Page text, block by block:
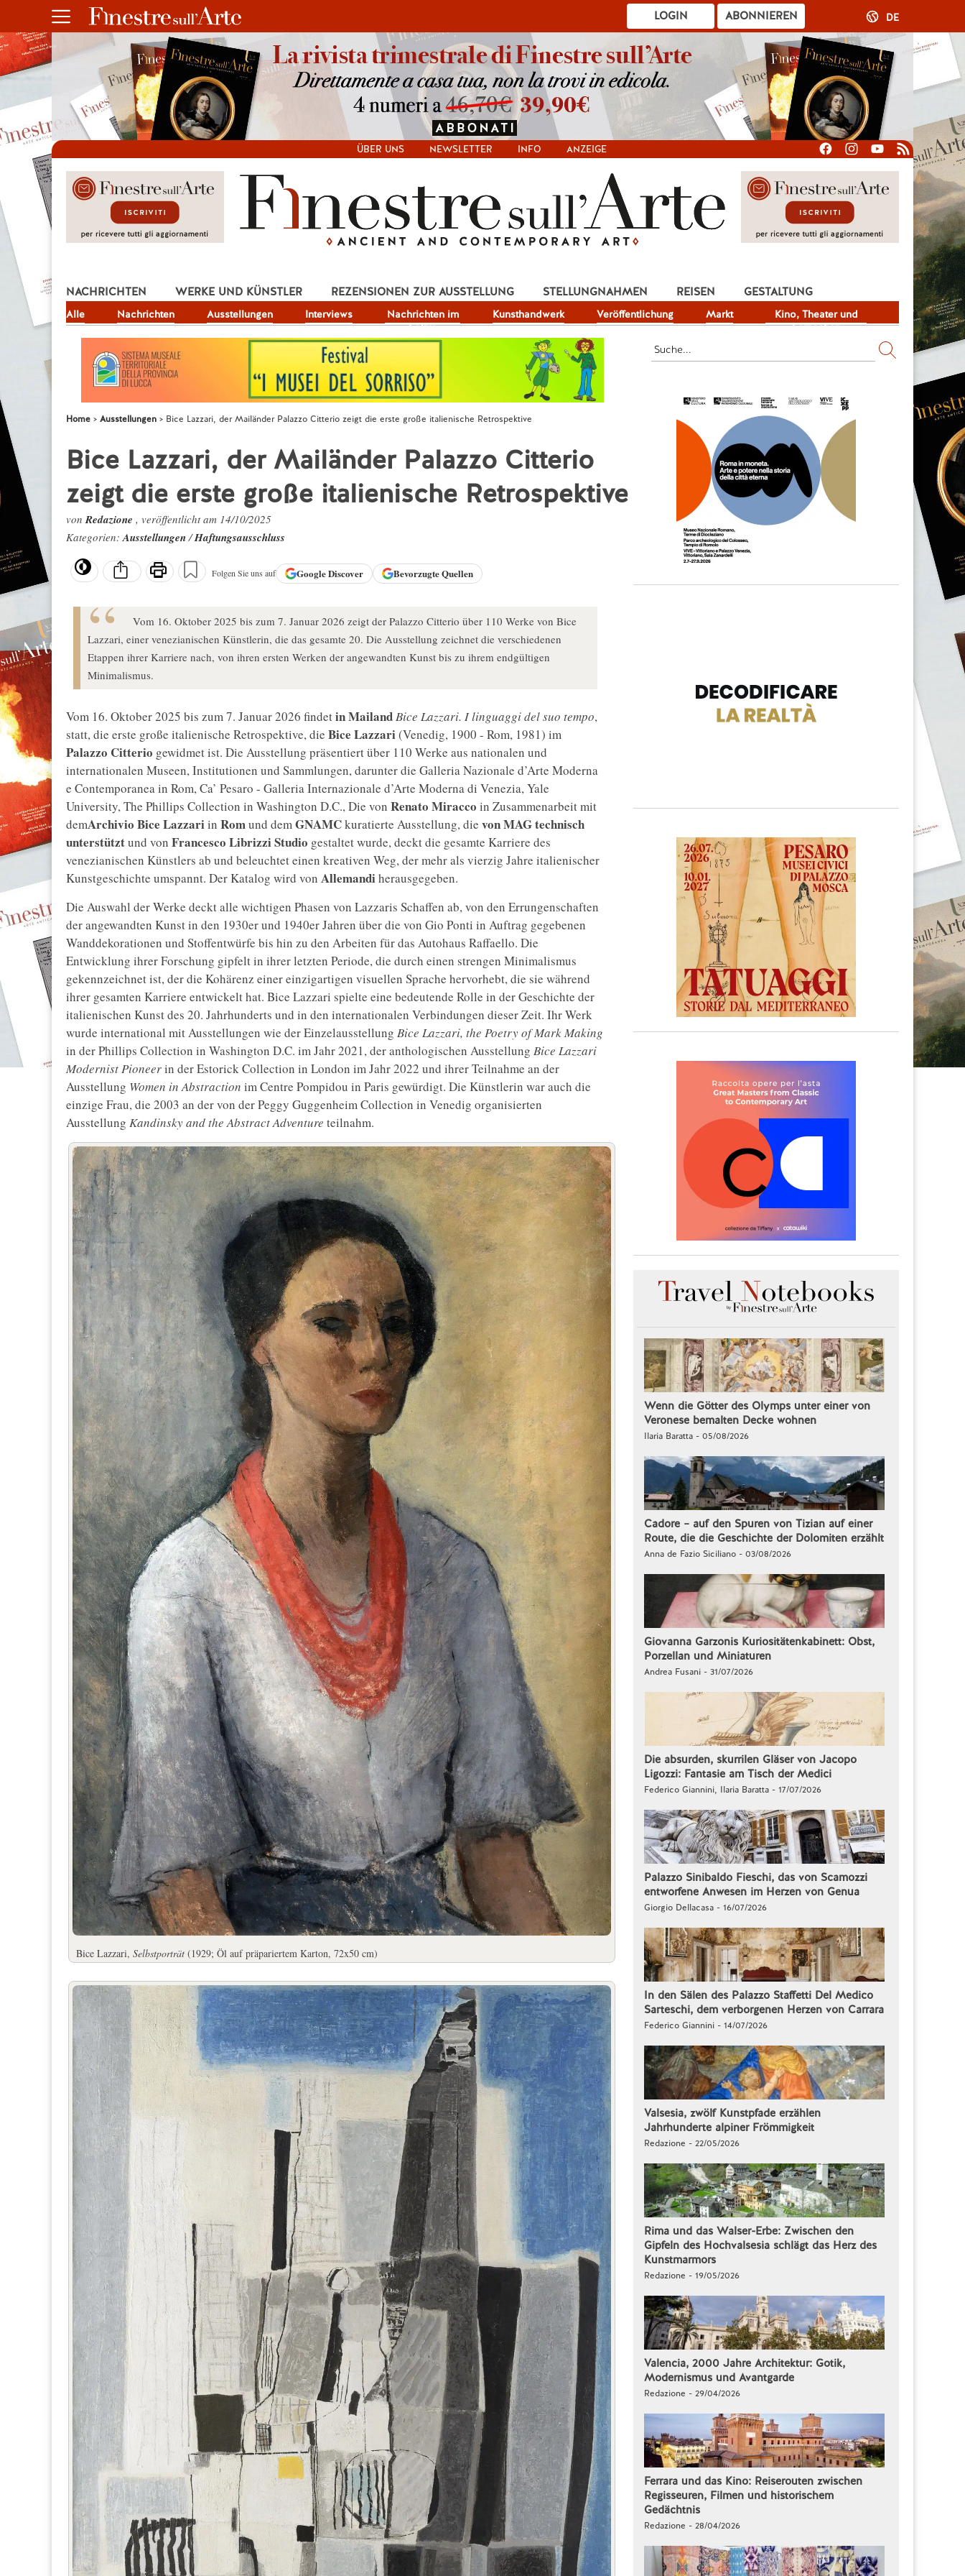
ABONNIEREN
LOGIN DE
ÜBER UNS NEWSLETTER INFO ANZEIGE
NACHRICHTEN
Alle Nachrichten Ausstellungen Interviews
Nachrichten im
Fokus
Kunsthandwerk Veröffentlichung Markt
Kino, Theater und
Fernsehen
WERKE UND KÜNSTLER REZENSIONEN ZUR AUSSTELLUNG STELLUNGNAHMEN REISEN
GESTALTUNG
JOB
Home Ausstellungen Bice Lazzari, der Mailänder Palazzo Citterio zeigt die erste große italienische Retrospektive
Bice Lazzari, der Mailänder Palazzo Citterio
zeigt die erste große italienische Retrospektive
vonRedazione , veröffentlicht am 14/10/2025
Kategorien:Ausstellungen/Haftungsausschluss
Folgen Sie uns auf GoogleDiscover Bevorzugte Quellen
Vom 16. Oktober 2025 bis zum 7. Januar 2026 zeigt der Palazzo Citterio über 110 Werke von Bice
Lazzari, einer venezianischen Künstlerin, die das gesamte 20. Die Ausstellung zeichnet die verschiedenen
Etappen ihrer Karriere nach, von ihren ersten Werken der angewandten Kunst bis zu ihrem endgültigen
Minimalismus.
Vom 16. Oktober 2025 bis zum 7. Januar 2026 findetin MailandBice Lazzari. I linguaggi del suo tempo,
statt, die erste große italienische Retrospektive, die Bice Lazzari(Venedig, 1900 - Rom, 1981) im
Palazzo Citterio gewidmet ist. Die Ausstellung präsentiert über 110 Werke aus nationalen und
internationalen Museen, Institutionen und Sammlungen, darunter die Galleria Nazionale d’Arte Moderna
e Contemporanea in Rom, Ca’ Pesaro - Galleria Internazionale d’Arte Moderna di Venezia, Yale
University, The Phillips Collection in Washington D.C., Die von Renato Miracco in Zusammenarbeit mit
demArchivio Bice Lazzariin Romund demGNAMCkuratierte Ausstellung, die von MAG technisch
unterstütztund von Francesco Librizzi Studio gestaltet wurde, deckt die gesamte Karriere des
venezianischen Künstlers ab und beleuchtet einen kreativen Weg, der mehr als vierzig Jahre italienischer
Kunstgeschichte umspannt. Der Katalog wird von Allemandiherausgegeben.
Die Auswahl der Werke deckt alle wichtigen Phasen von Lazzaris Schaffen ab, von den Errungenschaften
der angewandten Kunst in den 1930er und 1940er Jahren über die von Gio Ponti in Auftrag gegebenen
Wanddekorationen und Stoffentwürfe bis hin zu den Arbeiten für das Autohaus Raffaello. Die
Entwicklung ihrer Forschung gipfelt in ihrer letzten Periode, die durch einen strengen Minimalismus
gekennzeichnet ist, der die Kohärenz einer einzigartigen visuellen Sprache hervorhebt, die sie während
ihrer gesamten Karriere entwickelt hat. Bice Lazzari spielte eine bedeutende Rolle in der Geschichte der
italienischen Kunst des 20. Jahrhunderts und in den internationalen Verbindungen dieser Zeit. Ihr Werk
wurde international mit Ausstellungen wie der Einzelausstellung Bice Lazzari, the Poetry of Mark Making
in der Phillips Collection in Washington D.C. im Jahr 2021, der anthologischen Ausstellung Bice Lazzari
Modernist Pioneerin der Estorick Collection in London im Jahr 2022 und ihrer Teilnahme an der
Ausstellung Women in Abstraction im Centre Pompidou in Paris gewürdigt. Die Künstlerin war auch die
einzige Frau, die 2003 an der von der Peggy Guggenheim Collection in Venedig organisierten
Ausstellung Kandinsky and the Abstract Adventure teilnahm.
Bice Lazzari, Selbstporträt (1929; Öl auf präpariertem Karton, 72x50 cm)
Wenn die Götter des Olymps unter einer von
Veronese bemalten Decke wohnen
Ilaria Baratta - 05/08/2026
Cadore – auf den Spuren von Tizian auf einer
Route, die die Geschichte der Dolomiten erzählt
Anna de Fazio Siciliano - 03/08/2026
Giovanna Garzonis Kuriositätenkabinett: Obst,
Porzellan und Miniaturen
Andrea Fusani - 31/07/2026
Die absurden, skurrilen Gläser von Jacopo
Ligozzi: Fantasie am Tisch der Medici
Federico Giannini, Ilaria Baratta - 17/07/2026
Palazzo Sinibaldo Fieschi, das von Scamozzi
entworfene Anwesen im Herzen von Genua
Giorgio Dellacasa - 16/07/2026
In den Sälen des Palazzo Staffetti Del Medico
Sarteschi, dem verborgenen Herzen von Carrara
Federico Giannini - 14/07/2026
Valsesia, zwölf Kunstpfade erzählen
Jahrhunderte alpiner Frömmigkeit
Redazione - 22/05/2026
Rima und das Walser-Erbe: Zwischen den
Gipfeln des Hochvalsesia schlägt das Herz des
Kunstmarmors
Redazione - 19/05/2026
Valencia, 2000 Jahre Architektur: Gotik,
Modernismus und Avantgarde
Redazione - 29/04/2026
Ferrara und das Kino: Reiserouten zwischen
Regisseuren, Filmen und historischem
Gedächtnis
Redazione - 28/04/2026